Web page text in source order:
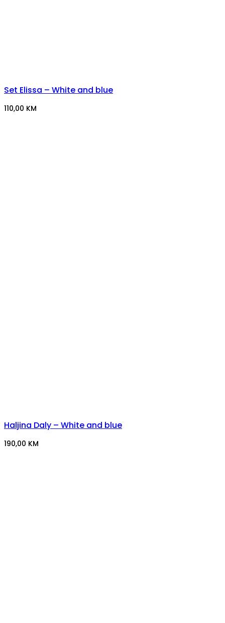
Set Elissa – White and blue
110,00 KM
Haljina Daly – White and blue
190,00 KM